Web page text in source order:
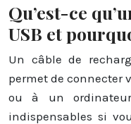
Qu’est-ce
USB et
Un câble de
permet de connecter
ou à un
indispensables si